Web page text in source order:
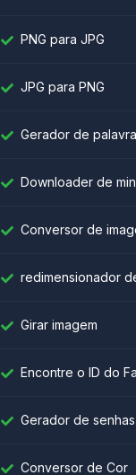
PNG para JPG
JPG para PNG
Conversor de
redimensionador
Girar imagem
Encontre o ID do
Gerador de senhas
Conversor de Cor